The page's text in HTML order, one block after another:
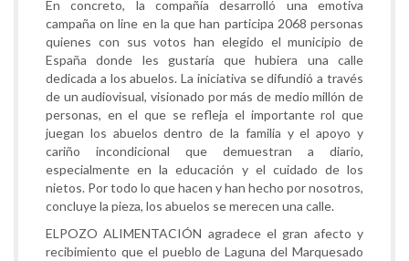
En concreto, la compañía desarrolló una emotiva
campaña on line en la que han participa 2068 personas
quienes con sus votos han elegido el municipio de
España donde les gustaría que hubiera una calle
dedicada a los abuelos. La iniciativa se difundió a través
de un audiovisual, visionado por más de medio millón de
personas, en el que se refleja el importante rol que
juegan los abuelos dentro de la familia y el apoyo y
cariño incondicional que demuestran a diario,
especialmente en la educación y el cuidado de los
nietos. Por todo lo que hacen y han hecho por nosotros,
concluye la pieza, los abuelos se merecen una calle.
ELPOZO ALIMENTACIÓN agradece el gran afecto y
recibimiento que el pueblo de Laguna del Marquesado